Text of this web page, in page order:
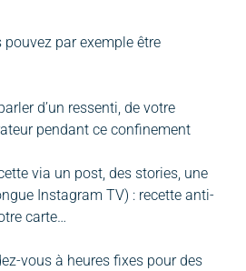
par exemple être
d’un ressenti, de votre
pendant ce confinement
via un post, des stories, une
Instagram TV) : recette anti-
carte…
vous à heures fixes pour des